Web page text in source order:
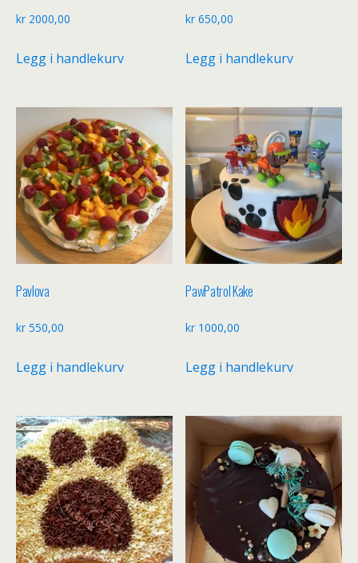
kr 2000,00
Legg i handlekurv
kr 650,00
Legg i handlekurv
Pavlova
kr 550,00
Legg i handlekurv
PawPatrol Kake
kr 1000,00
Legg i handlekurv